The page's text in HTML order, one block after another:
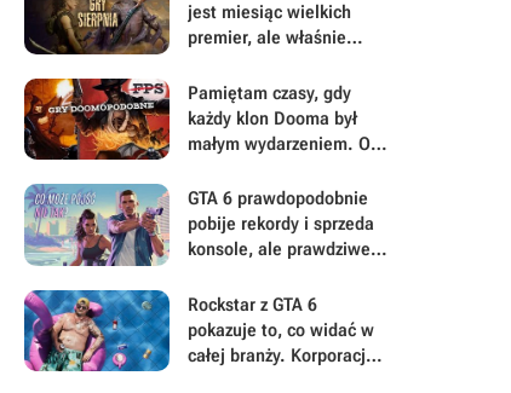
jest miesiąc wielkich
premier, ale właśnie
mu się uważniej
Pamiętam czasy, gdy
każdy klon Dooma był
małym wydarzeniem. Oto
FPS-y lat 90.
GTA 6 prawdopodobnie
pobije rekordy i sprzeda
konsole, ale prawdziwe
będą musieli mu
wybaczyć
Rockstar z GTA 6
pokazuje to, co widać w
całej branży. Korporacje